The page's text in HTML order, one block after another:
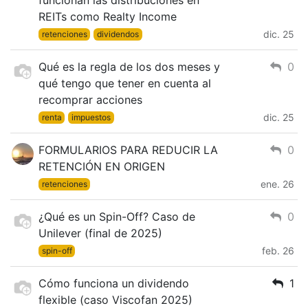
REITs como Realty Income
retenciones dividendos dic. 25
Qué es la regla de los dos meses y
qué tengo que tener en cuenta al
recomprar acciones
renta impuestos
0
dic. 25
FORMULARIOS PARA REDUCIR LA
RETENCIÓN EN ORIGEN
retenciones
0
ene. 26
¿Qué es un Spin-Off? Caso de
Unilever (final de 2025)
spin-off
0
feb. 26
Cómo funciona un dividendo
flexible (caso Viscofan 2025)
1